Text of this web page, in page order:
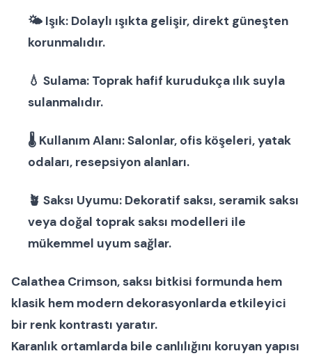
🌤 Işık: Dolaylı ışıkta gelişir, direkt güneşten
korunmalıdır.
💧 Sulama: Toprak hafif kurudukça ılık suyla
sulanmalıdır.
🌡 Kullanım Alanı:Salonlar, ofis köşeleri, yatak
odaları, resepsiyon alanları.
🪴 Saksı Uyumu: Dekoratif saksı,seramik saksı
veya doğal toprak saksı modelleri ile
mükemmel uyum sağlar.
Calathea Crimson,saksı bitkisi formunda hem
klasik hem modern dekorasyonlarda etkileyici
bir renk kontrastı yaratır.
Karanlık ortamlarda bile canlılığını koruyan yapısı